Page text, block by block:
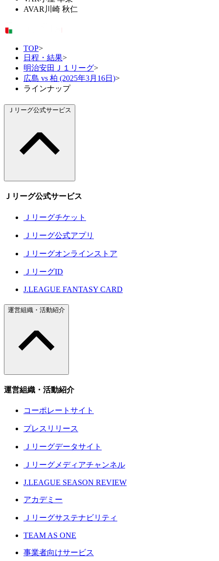
AVAR 川崎 秋仁
TOP>
日程・結果>
明治安田Ｊ１リーグ>
広島 vs 柏 (2025年3月16日)>
ラインナップ
Ｊリーグ公式サービス
Ｊリーグ公式サービス
Ｊリーグチケット
Ｊリーグ公式アプリ
Ｊリーグオンラインストア
ＪリーグID
J.LEAGUE FANTASY CARD
運営組織・活動紹介
運営組織・活動紹介
コーポレートサイト
プレスリリース
Ｊリーグデータサイト
Ｊリーグメディアチャンネル
J.LEAGUE SEASON REVIEW
アカデミー
Ｊリーグサステナビリティ
TEAM AS ONE
事業者向けサービス